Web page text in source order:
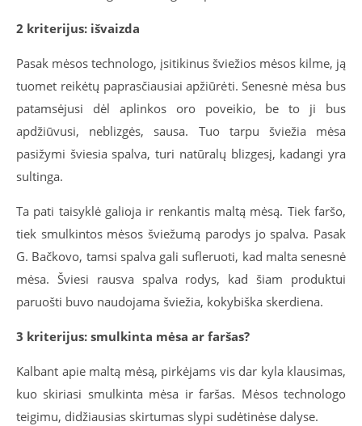
2 kriterijus: išvaizda
Pasak mėsos technologo, įsitikinus šviežios mėsos kilme, ją
tuomet reikėtų paprasčiausiai apžiūrėti. Senesnė mėsa bus
patamsėjusi dėl aplinkos oro poveikio, be to ji bus
apdžiūvusi, neblizgės, sausa. Tuo tarpu šviežia mėsa
pasižymi šviesia spalva, turi natūralų blizgesį, kadangi yra
sultinga.
Ta pati taisyklė galioja ir renkantis maltą mėsą. Tiek faršo,
tiek smulkintos mėsos šviežumą parodys jo spalva. Pasak
G. Bačkovo, tamsi spalva gali sufleruoti, kad malta senesnė
mėsa. Šviesi rausva spalva rodys, kad šiam produktui
paruošti buvo naudojama šviežia, kokybiška skerdiena.
3 kriterijus: smulkinta mėsa ar faršas?
Kalbant apie maltą mėsą, pirkėjams vis dar kyla klausimas,
kuo skiriasi smulkinta mėsa ir faršas. Mėsos technologo
teigimu, didžiausias skirtumas slypi sudėtinėse dalyse.